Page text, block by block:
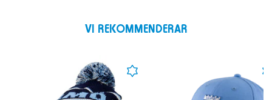
VI REKOMMENDERAR